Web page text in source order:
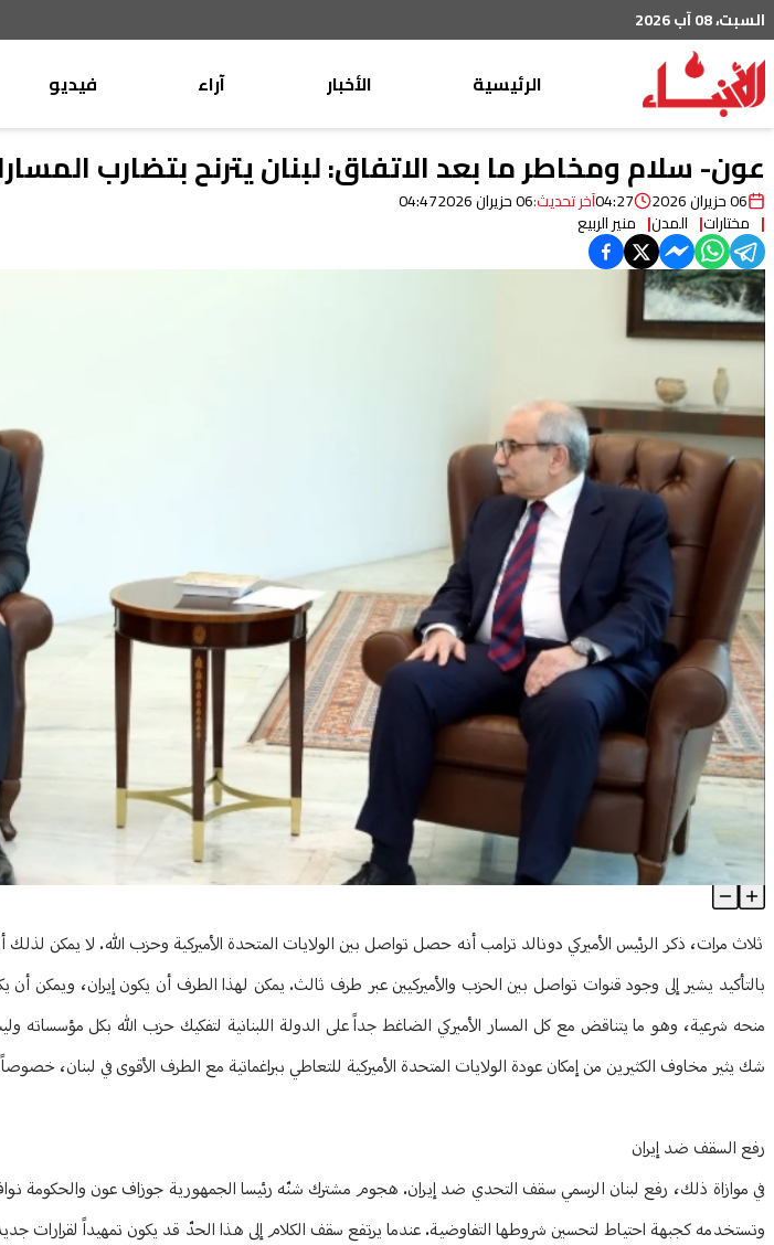
السبت، 08 آب 2026
الرئيسية
الأخبار
محليات
عربي دولي
خاص
آراء
موقف
الأنباء
فيديو
عون- سلام ومخاطر ما بعد الاتفاق: لبنان يترنح بتضارب
06 حزيران 2026 04:27آخر تحديث:06 حزيران 2026 04:47
مختارات المدن منير الربيع
عون- سلام ومخاطر ما بعد الاتفاق: لبنان يترنح بتضارب المسارات
Article Content
ثلاث مرات، ذكر الرئيس الأميركي دونالد ترامب أنه حصل تواصل بين الولايات المتحدة الأميركية وحزب الله. لا يمكن
بالتأكيد يشير إلى وجود قنوات تواصل بين الحزب والأميركيين عبر طرف ثالث. يمكن لهذا الطرف أن يكون إيران، ويمكن أن
منحه شرعية، وهو ما يتناقض مع كل المسار الأميركي الضاغط جداً على الدولة اللبنانية لتفكيك حزب الله بكل مؤسساته
شك يثير مخاوف الكثيرين من إمكان عودة الولايات المتحدة الأميركية للتعاطي ببراغماتية مع الطرف الأقوى في لبنان،
رفع السقف ضد إيران
في موازاة ذلك، رفع لبنان الرسمي سقف التحدي ضد إيران. هجوم مشترك شنّه رئيسا الجمهورية جوزاف عون والحكومة نواف
وتستخدمه كجبهة احتياط لتحسين شروطها التفاوضية. عندما يرتفع سقف الكلام إلى هذا الحدّ قد يكون تمهيداً لقرارات